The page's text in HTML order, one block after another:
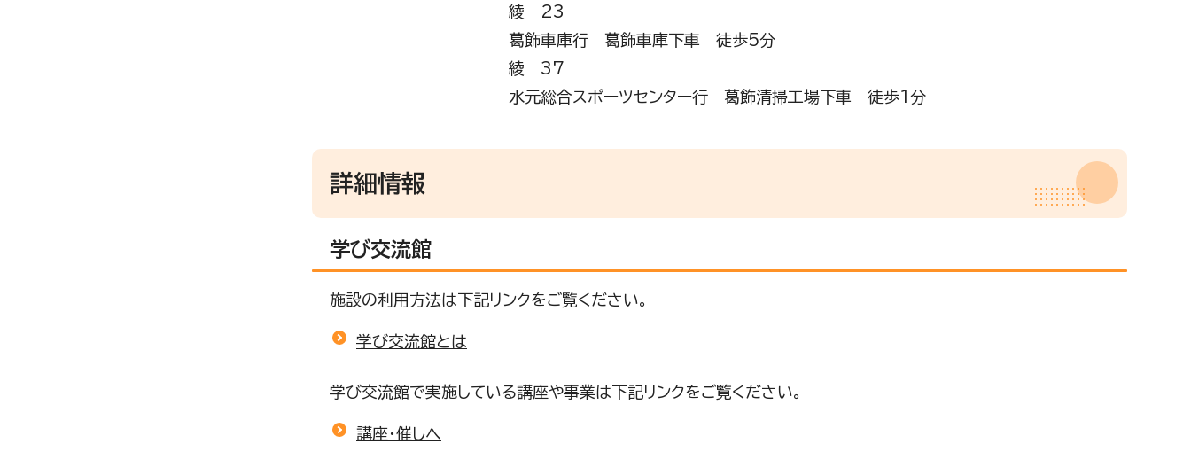
綾 23
葛飾車庫行 葛飾車庫下車 徒歩5分
綾 37
水元総合スポーツセンター行 葛飾清掃工場下車 徒歩1分
詳細情報
学び交流館
施設の利用方法は下記リンクをご覧ください。
学び交流館とは
学び交流館で実施している講座や事業は下記リンクをご覧ください。
講座・催しへ